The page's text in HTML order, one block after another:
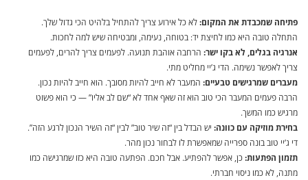
פתיחה שמכבדת את המקום:לא כל אירוע צריך להתחיל בלהיט הכי גדול שלך.
התחלה טובה היא כמו לחיצת יד: בטוחה, נעימה, ומבטיחה שיש למה לחכות.
אנרגיה בגלים, לא בקו ישר: הרחבה אוהבת תנועה. לפעמים צריך להרים, לפעמים
צריך לאפשר נשימה. הדי ג’יי מחליט מתי.
מעברים שמרגישים טבעיים: המעבר לא חייב להיות מסובך. הוא חייב להיות נכון.
הרבה פעמים המעבר הכי טוב הוא זה שאף אחד לא “שם לב אליו” — כי הוא פשוט
מרגיש כמו המשך.
בחירת מוזיקה עם כוונה: יש הבדל בין “זה שיר טוב” לבין “זה השיר הנכון לרגע הזה”.
די ג’יי טוב בונה ספרייה שמאפשרת לו לבחור נכון מהר.
תזמון הפתעות:כן, אפשר להפתיע. אבל חכם. הפתעה טובה היא כזו שמרגישה כמו
מתנה, לא כמו ניסוי חברתי.